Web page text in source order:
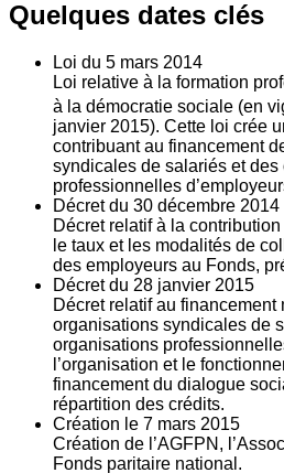
Quelques dates clés
Loi du 5 mars 2014
Loi relative à la formation
à la démocratie sociale (en
janvier 2015). Cette loi crée
contribuant au financement
syndicales de salariés et
professionnelles
Décret du 30 décembre 2014
Décret relatif à la
le taux et les modalités de
des employeurs au Fonds,
Décret du 28 janvier 2015
Décret relatif au financement
organisations syndicales de
organisations
l’organisation et le
financement du dialogue
répartition des crédits.
Création le 7 mars 2015
Création de l’AGFPN,
Fonds paritaire national.